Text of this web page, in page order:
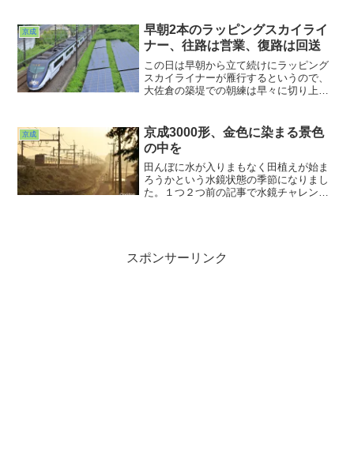
ということもあって、クイリアすべき障
害物は１つもありませんでした。ま、私
的には京成の電車がご本尊でも全然構い
ませんけどねwww
京成
早朝2本のラッピングスカイライ
ナー、往路は営業、復路は回送
この日は早朝から立て続けにラッピング
スカイライナーが雁行するというので、
大佐倉の築堤での朝練は早々に切り上
フリーレン。運行期間が8月9日までなの
でもう終盤戦ですよね。
京成
京成3000形、金色に染まる景色
の中を
田んぼに水が入りまもなく田植えが始ま
ろうかという水鏡状態の季節になりまし
た。１つ２つ前の記事で水鏡チャレンジ
いになるけどただ見送るのはもったいな
いなぁ。
スポンサーリンク